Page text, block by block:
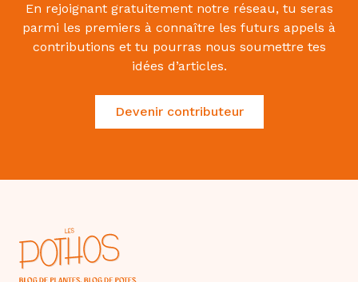
En rejoignant gratuitement notre réseau, tu seras
parmi les premiers à connaître les futurs appels à
contributions et tu pourras nous soumettre tes
idées d’articles.
Devenir contributeur